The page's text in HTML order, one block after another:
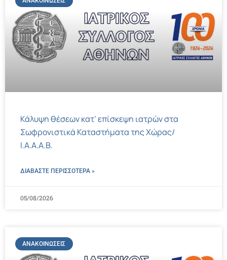
Κάλυψη θέσεων κατ’ επίσκεψη ιατρών στα
Σωφρονιστικά Καταστήματα της Χώρας/
Ι.Α.Α.Α.Β.
ΔΙΑΒΑΣΤΕ ΠΕΡΙΣΣΌΤΕΡΑ »
05/08/2026
ΑΝΑΚΟΙΝΏΣΕΙΣ